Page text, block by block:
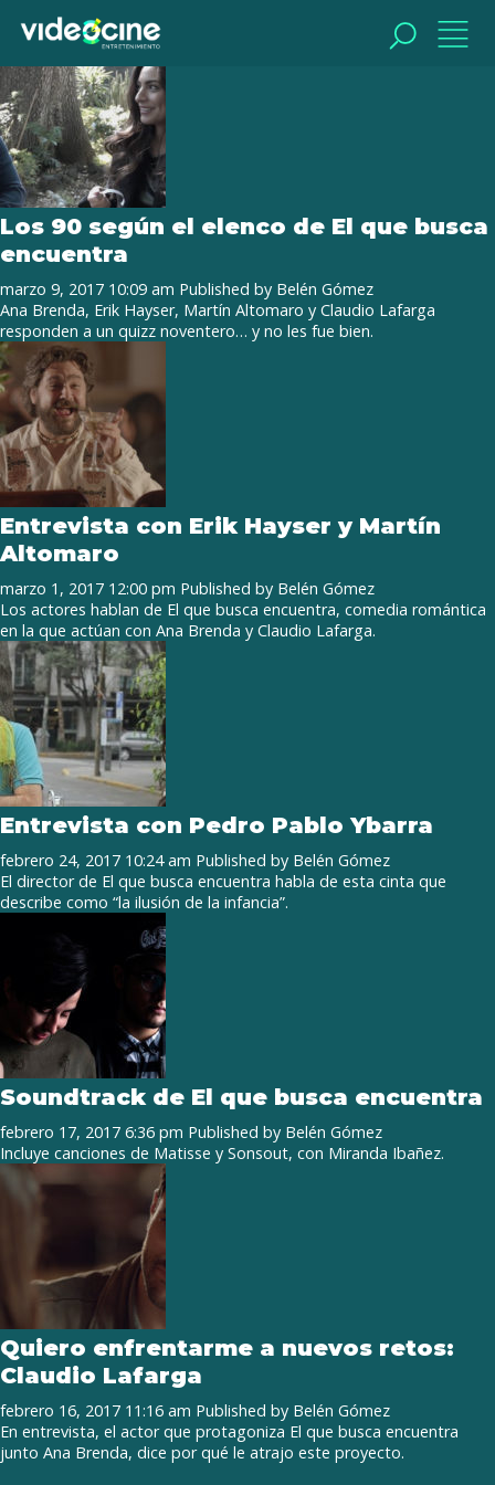
Tag Archive: Ana Brenda
Los 90 según el elenco de El que busca
encuentra
marzo 9, 2017 10:09 am Published by Belén Gómez
Ana Brenda, Erik Hayser, Martín Altomaro y Claudio Lafarga
responden a un quizz noventero… y no les fue bien.
Entrevista con Erik Hayser y Martín
Altomaro
marzo 1, 2017 12:00 pm Published by Belén Gómez
Los actores hablan de El que busca encuentra, comedia romántica
en la que actúan con Ana Brenda y Claudio Lafarga.
Entrevista con Pedro Pablo Ybarra
febrero 24, 2017 10:24 am Published by Belén Gómez
El director de El que busca encuentra habla de esta cinta que
describe como “la ilusión de la infancia”.
Soundtrack de El que busca encuentra
febrero 17, 2017 6:36 pm Published by Belén Gómez
Incluye canciones de Matisse y Sonsout, con Miranda Ibañez.
Quiero enfrentarme a nuevos retos:
Claudio Lafarga
febrero 16, 2017 11:16 am Published by Belén Gómez
En entrevista, el actor que protagoniza El que busca encuentra
junto Ana Brenda, dice por qué le atrajo este proyecto.